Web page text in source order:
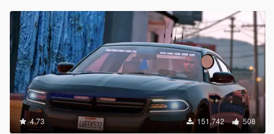
4.73 151,742 508